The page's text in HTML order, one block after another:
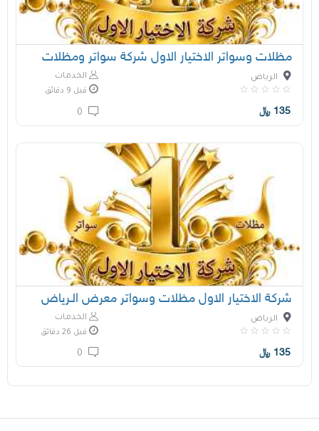
مظلات وسواتر الاختيار الاول شركة سواتر ومظلات
الخدمات الرياض
قبل 9 دقائق
135 ﷼
شركة الاختيار الاول مظلات وسواتر معرض الـرياض
الخدمات الرياض
قبل 26 دقائق
135 ﷼